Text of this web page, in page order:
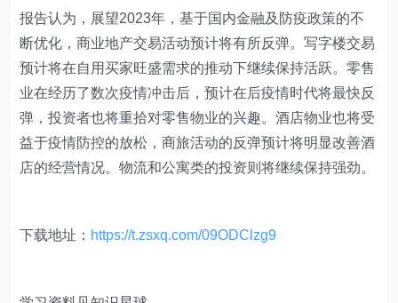
报告认为，展望2023年，基于国内金融及防疫政策的不
断优化，商业地产交易活动预计将有所反弹。写字楼交易
预计将在自用买家旺盛需求的推动下继续保持活跃。零售
业在经历了数次疫情冲击后，预计在后疫情时代将最快反
弹，投资者也将重拾对零售物业的兴趣。酒店物业也将受
益于疫情防控的放松，商旅活动的反弹预计将明显改善酒
店的经营情况。物流和公寓类的投资则将继续保持强劲。
下载地址： https://t.zsxq.com/09ODClzg9